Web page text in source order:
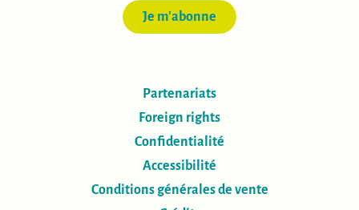
Je m'abonne
Partenariats
Foreign rights
Confidentialité
Accessibilité
Conditions générales de vente